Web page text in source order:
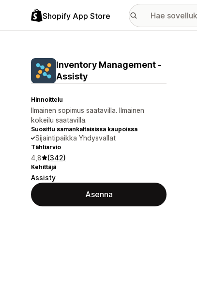
Shopify App Store
Inventory Management ‑
Assisty
Hinnoittelu
Ilmainen sopimus saatavilla. Ilmainen
kokeilu saatavilla.
Suosittu samankaltaisissa kaupoissa
Sijaintipaikka Yhdysvallat
Tähtiarvio
4,8 (342)
Kehittäjä
Assisty
Asenna